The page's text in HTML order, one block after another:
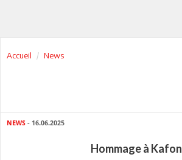
Accueil News
NEWS - 16.06.2025
Hommage à Kafon